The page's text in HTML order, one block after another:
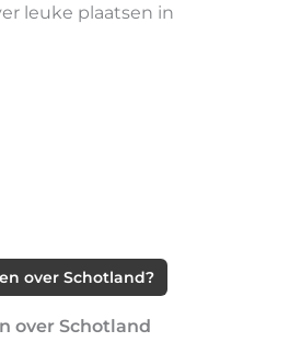
leuke plaatsen in
over Schotland?
over Schotland